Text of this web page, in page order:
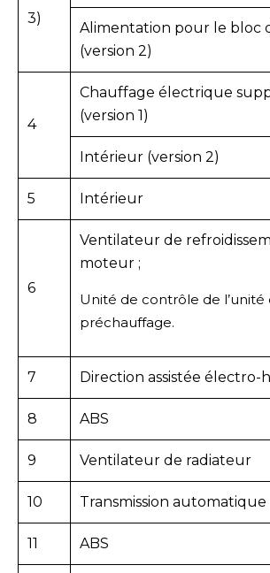
3)
Alimentation pour le bloc
(version 2)
4
Chauffage électrique
(version 1)
Intérieur (version 2)
5 Intérieur
6
Ventilateur de
moteur ;
Unité de contrôle de l’unité
préchauffage.
7 Direction assistée électro-
8 ABS
9 Ventilateur de radiateur
10 Transmission automatique
11 ABS